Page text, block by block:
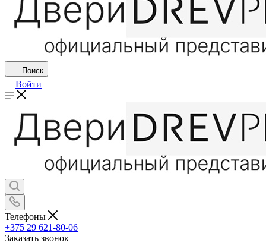
Поиск
Войти
Телефоны
+375 29 621-80-06
Заказать звонок